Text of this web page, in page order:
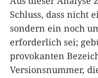
Schluss, dass nicht
sondern ein noch
erforderlich sei;
provokanten
Versionsnummer,